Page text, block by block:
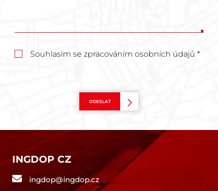
Souhlasím se zpracováním osobních údajů *
ODESLAT
INGDOP CZ
ingdop@ingdop.cz